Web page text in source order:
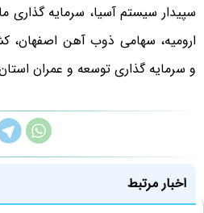
سپیدار سیستم آسیا، سرمایه گذاری
ارومیه، سهامی ذوب آهن اصفهان،
و سرمایه گذاری توسعه و عمران
اخبار مرتبط